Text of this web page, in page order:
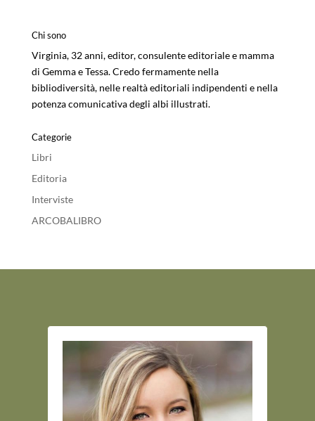
Chi sono
Virginia, 32 anni, editor, consulente editoriale e mamma
di Gemma e Tessa. Credo fermamente nella
bibliodiversità, nelle realtà editoriali indipendenti e nella
potenza comunicativa degli albi illustrati.
Categorie
Libri
Editoria
Interviste
ARCOBALIBRO